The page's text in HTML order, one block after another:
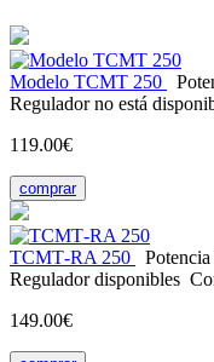
Modelo ТСМТ 250
Regulador no está
119.00€
comprar
ТСМТ-RA 250 Potencia
Regulador disponibles
149.00€